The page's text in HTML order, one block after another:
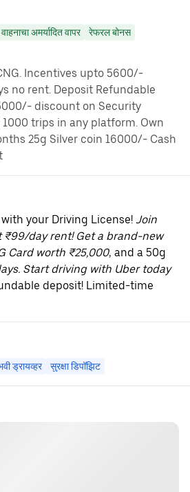
वाहनाचा अमर्यादित वापर
रेफरल बोनस
Incentives upto 5600/-
no rent. Deposit Refundable
discount on Security
trips in any platform. Own
25g Silver coin 16000/- Cash
your Driving License! Join
₹99/day rent! Get a brand-new
Card worth ₹25,000, and a 50g
Start driving with Uber today
deposit! Limited-time
ड्रायव्हर सुरक्षा डिपॉझिट